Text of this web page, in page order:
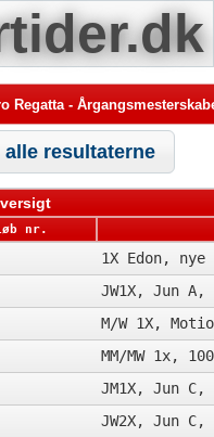
Regatta -
alle resultaterne
nr.
1X Edon,
JW1X, Jun A,
M/W 1X,
MM/MW 1x,
JM1X, Jun C,
JW2X, Jun C,